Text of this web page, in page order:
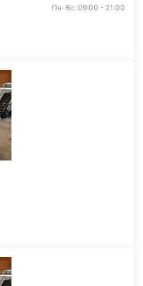
Пн-Вс: 09:00 - 21:00